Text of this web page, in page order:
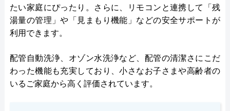
たい家庭にぴったり。さらに、リモコンと連携して「残
湯量の管理」や「見まもり機能」などの安全サポートが
利用できます。
配管自動洗浄、オゾン水洗浄など、配管の清潔さにこだ
わった機能も充実しており、小さなお子さまや高齢者の
いるご家庭から高く評価されています。